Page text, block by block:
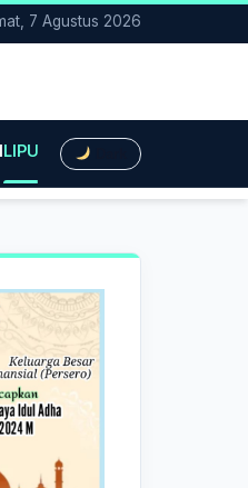
Peringkat 38 Nasional
7 Agustus 2026
LIPUTAN HUKUMLIPUTAN